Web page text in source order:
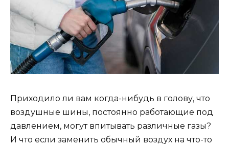
Приходило ли вам когда-нибудь в голову, что
воздушные шины, постоянно работающие под
давлением, могут впитывать различные газы?
И что если заменить обычный воздух на что-то